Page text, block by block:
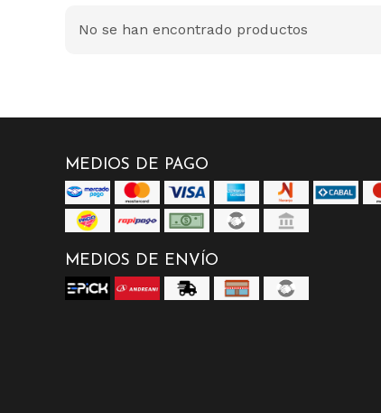
No se han encontrado productos
MEDIOS DE PAGO
MEDIOS DE ENVÍO